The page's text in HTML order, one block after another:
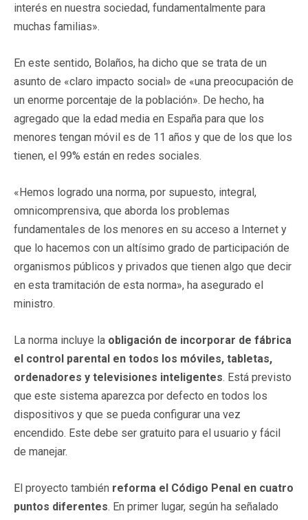
interés en nuestra sociedad, fundamentalmente para
muchas familias».
En este sentido, Bolaños, ha dicho que se trata de un
asunto de «claro impacto social» de «una preocupación de
un enorme porcentaje de la población». De hecho, ha
agregado que la edad media en España para que los
menores tengan móvil es de 11 años y que de los que los
tienen, el 99% están en redes sociales.
«Hemos logrado una norma, por supuesto, integral,
omnicomprensiva, que aborda los problemas
fundamentales de los menores en su acceso a Internet y
que lo hacemos con un altísimo grado de participación de
organismos públicos y privados que tienen algo que decir
en esta tramitación de esta norma», ha asegurado el
ministro.
La norma incluye la obligación de incorporar de fábrica
el control parental en todos los móviles, tabletas,
ordenadores y televisiones inteligentes. Está previsto
que este sistema aparezca por defecto en todos los
dispositivos y que se pueda configurar una vez
encendido. Este debe ser gratuito para el usuario y fácil
de manejar.
El proyecto también reforma el Código Penal en cuatro
puntos diferentes. En primer lugar, según ha señalado